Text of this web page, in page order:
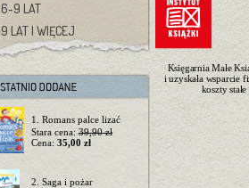
6-9 LAT
9 LAT I WIĘCEJ
1. Romans palce lizać
Stara cena: 39,90 zł
Cena: 35,00 zł
2. Saga i pożar
Księgarnia Małe
i uzyskała wsparcie
koszty